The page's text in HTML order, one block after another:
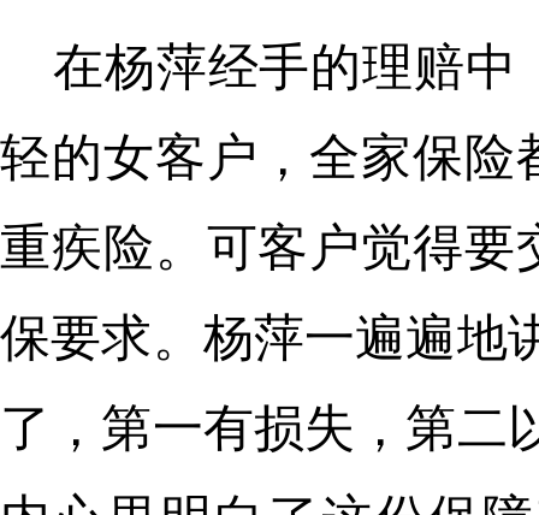
在杨萍经手的理赔中
轻的女客户，全家保险
重疾险。可客户觉得要
保要求。杨萍一遍遍地
了，第一有损失，第二